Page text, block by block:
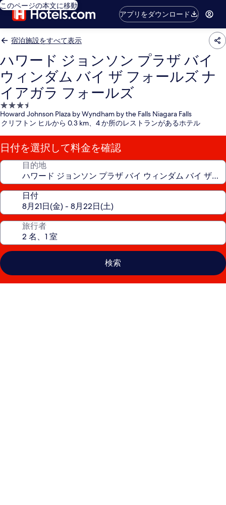
このページの本文に移動
アプリをダウンロード
宿泊施設をすべて表示
ハワード ジョンソン プラザ バイ
ウィンダム バイ ザ フォールズ ナ
イアガラ フォールズ
3.5
つ
星
宿
泊
施
Howard Johnson Plaza by Wyndham by the Falls Niagara Falls
クリフトン ヒルから 0.3 km、4 か所のレストランがあるホテル
日付を選択して料金を確認
目的地
日付
旅行者
検索